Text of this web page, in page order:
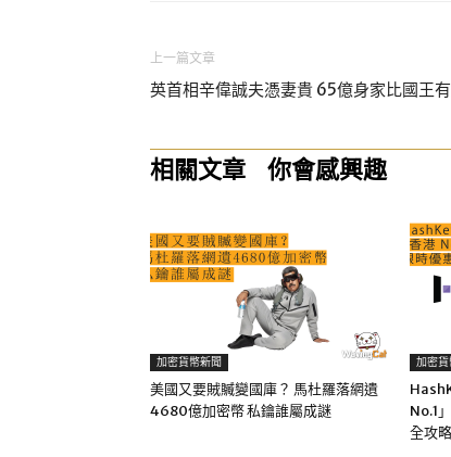
上一篇文章
英首相辛偉誠夫憑妻貴 65億身家比國王
相關文章 你會感興趣
加密貨幣新聞
美國又要賊贓變國庫？ 馬杜羅落網遺
4680億加密幣 私鑰誰屬成謎
加密
No.1
全攻略